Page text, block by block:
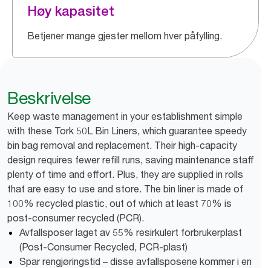
Høy kapasitet
Betjener mange gjester mellom hver påfylling.
Beskrivelse
Keep waste management in your establishment simple
with these Tork 50L Bin Liners, which guarantee speedy
bin bag removal and replacement. Their high-capacity
design requires fewer refill runs, saving maintenance staff
plenty of time and effort. Plus, they are supplied in rolls
that are easy to use and store. The bin liner is made of
100% recycled plastic, out of which at least 70% is
post-consumer recycled (PCR).
Avfallsposer laget av 55% resirkulert forbrukerplast
(Post-Consumer Recycled, PCR-plast)
Spar rengjøringstid – disse avfallsposene kommer i en